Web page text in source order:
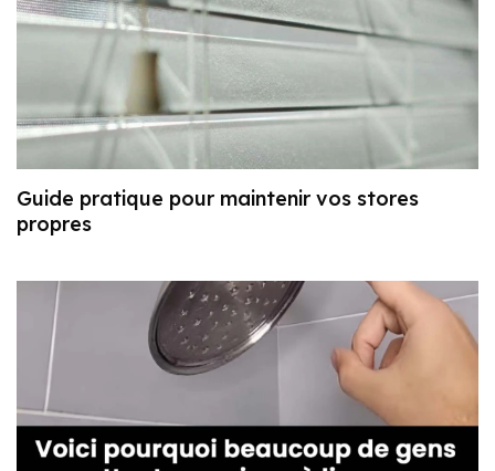
Guide pratique pour maintenir vos stores
propres